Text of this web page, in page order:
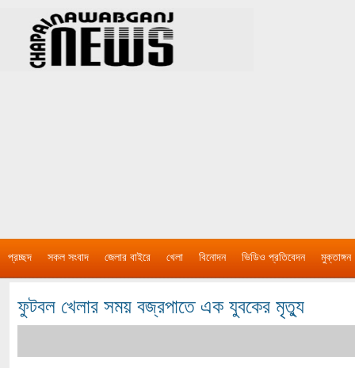
প্রচ্ছদ সকল সংবাদ জেলার বাইরে খেলা বিনোদন ভিডিও প্রতিবেদন মুক্তাঙ্গন
ফুটবল খেলার সময় বজ্রপাতে এক যুবকের মৃত্যু